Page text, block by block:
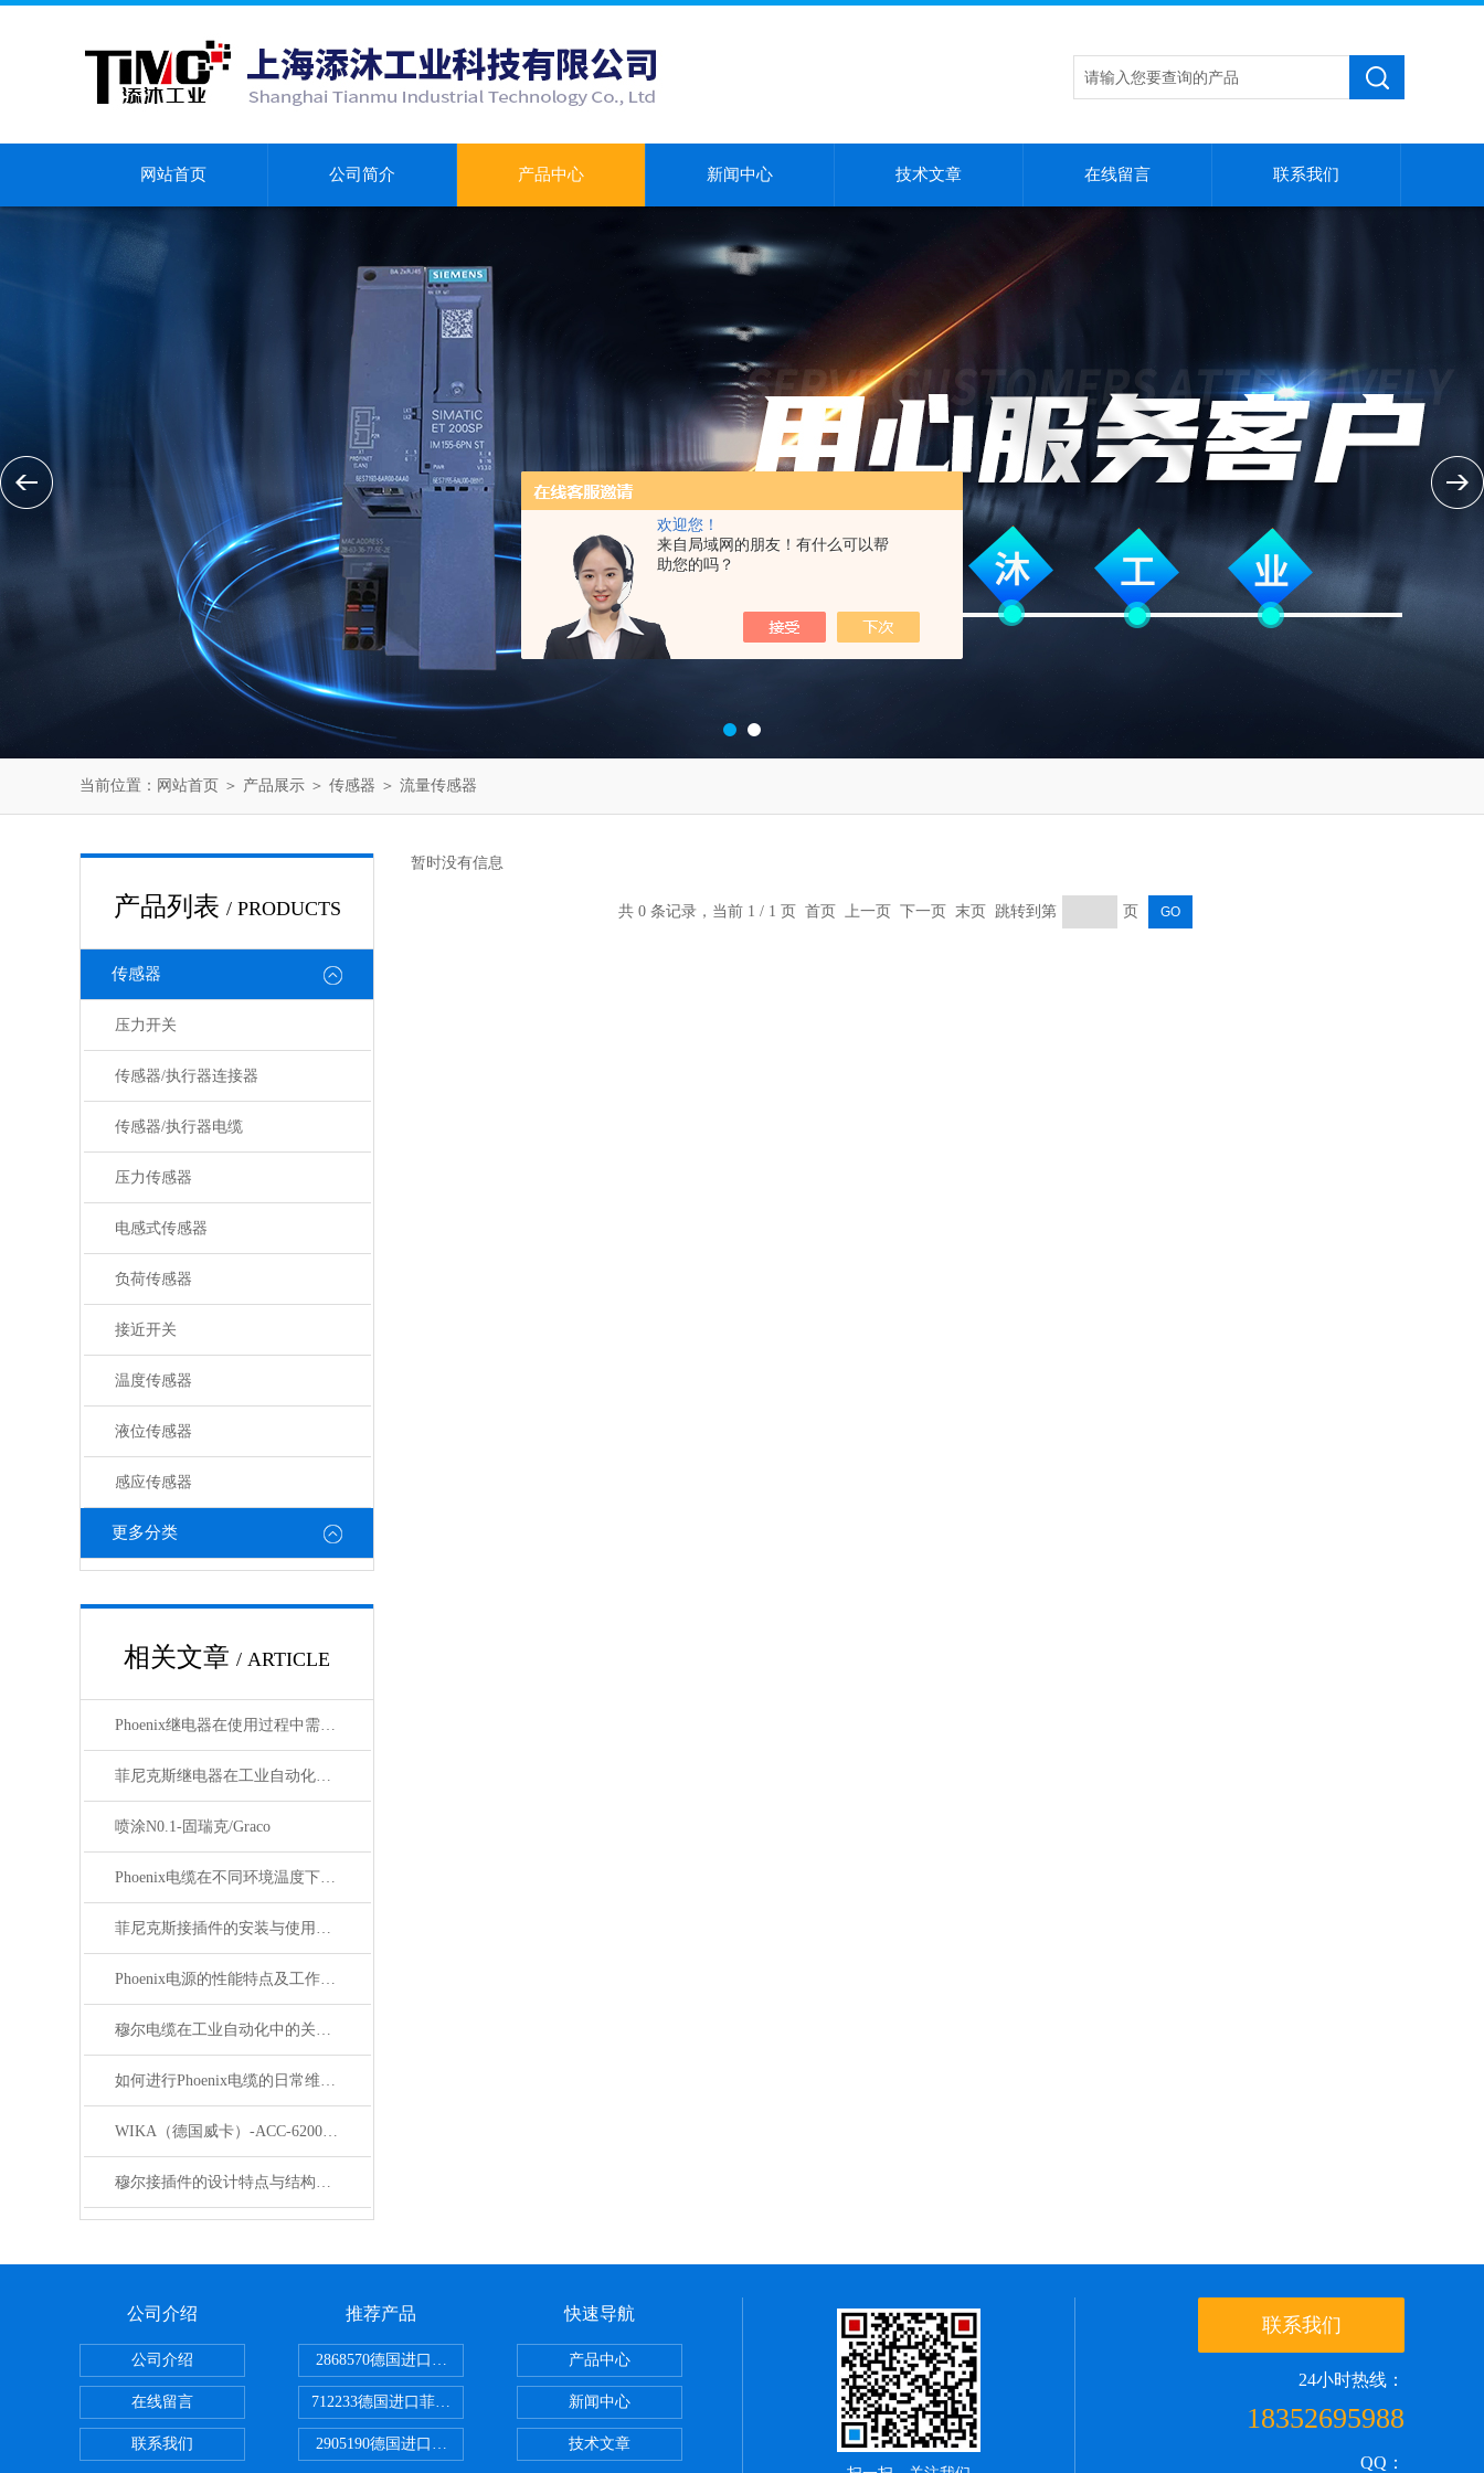
欢迎您！
来自局域网的朋友！有什么可以帮
助您的吗？
网站首页 公司简介 产品中心 新闻中心 技术文章 在线留言 联系我们
当前位置： 网站首页 ＞ 产品展示 ＞ 传感器 ＞ 流量传感器
产品列表 / PRODUCTS
传感器
压力开关
传感器/执行器连接器
传感器/执行器电缆
压力传感器
电感式传感器
负荷传感器
接近开关
温度传感器
液位传感器
感应传感器
更多分类
相关文章 / ARTICLE
Phoenix继电器在使用过程中需要注意哪些事项？
菲尼克斯继电器在工业自动化中的作用
喷涂N0.1-固瑞克/Graco
Phoenix电缆在不同环境温度下的性能表现如何？
菲尼克斯接插件的安装与使用技巧
Phoenix电源的性能特点及工作温度分析
穆尔电缆在工业自动化中的关键角色
如何进行Phoenix电缆的日常维护和保养？
WIKA（德国威卡）-ACC-6200系列压力变送器简介
穆尔接插件的设计特点与结构优化
暂时没有信息
共 0 条记录，当前 1 / 1 页 首页 上一页 下一页 末页 跳转到第 页
公司介绍
公司介绍
在线留言
联系我们
推荐产品
2868570德国进口菲尼克斯电源
712233德国进口菲尼克斯断路器
2905190德国进口菲尼克斯继电器
快速导航
产品中心
新闻中心
技术文章
联系我们
24小时热线：
18352695988
QQ：